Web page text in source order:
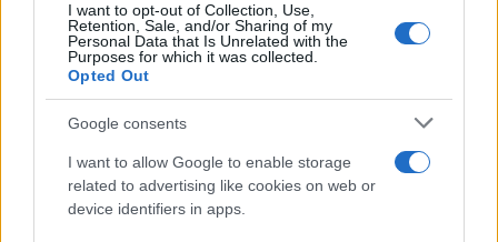
I want to opt-out of Collection, Use,
Retention, Sale, and/or Sharing of my
Personal Data that Is Unrelated with the
Purposes for which it was collected.
Opted Out
Google consents
I want to allow Google to enable storage
related to advertising like cookies on web or
device identifiers in apps.
Share:
Ακολουθήστε το Νewsit.gr στο
ενημερωθείτε πρώτοι για όλη την ειδησεογραφία και τα
τελευταία νέα
της ημέρας